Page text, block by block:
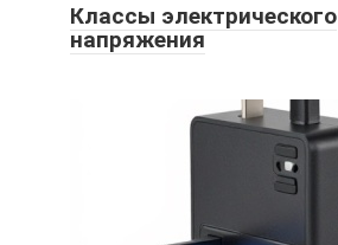
Классы электрического
напряжения